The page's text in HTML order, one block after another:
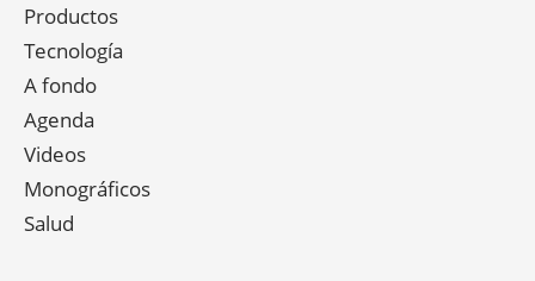
Productos
Tecnología
A fondo
Agenda
Videos
Monográficos
Salud